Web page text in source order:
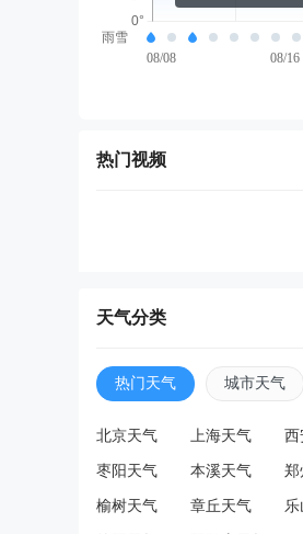
雨雪
08/08
08/16
热门视频
天气分类
热门天气 城市天气
北京天气 上海天气 西
枣阳天气 本溪天气 郑
榆树天气 章丘天气